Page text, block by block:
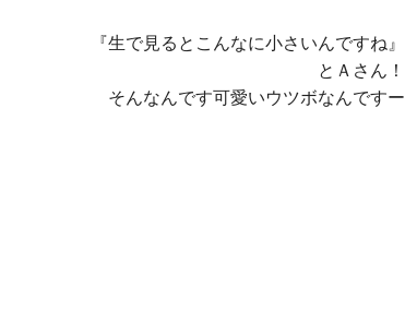
『生で見るとこんなに小さいんですね』
とＡさん！
そんなんです可愛いウツボなんですー